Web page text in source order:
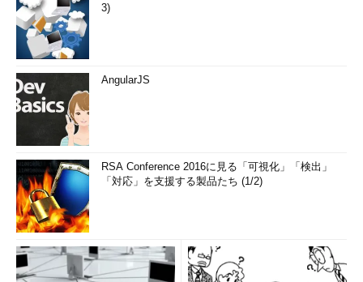
3)
AngularJS
RSA Conference 2016に見る「可視化」「検出」
「対応」を支援する製品たち (1/2)